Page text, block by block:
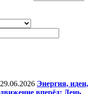
29.06.2026 Энергия, идеи,
движение вперёд: День